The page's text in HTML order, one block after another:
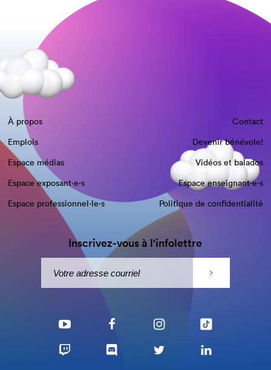
À propos
Contact
Emplois
Devenir bénévole!
Espace médias
Vidéos et balados
Espace exposant·e⋅s
Espace enseignant·e⋅s
Espace professionnel·le⋅s
Politique de confidentialité
Inscrivez-vous à l'infolettre